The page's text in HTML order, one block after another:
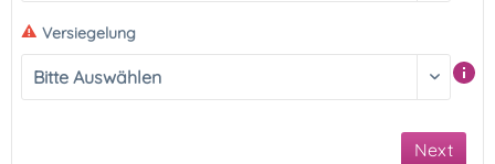
Versiegelung
Next